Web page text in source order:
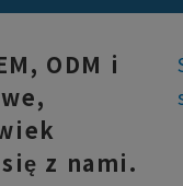
ODM i
z nami.